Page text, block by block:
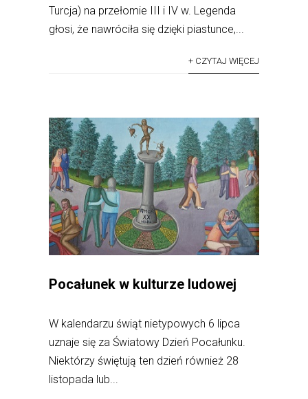
Turcja) na przełomie III i IV w. Legenda
głosi, że nawróciła się dzięki piastunce,...
+ CZYTAJ WIĘCEJ
Pocałunek w kulturze ludowej
W kalendarzu świąt nietypowych 6 lipca
uznaje się za Światowy Dzień Pocałunku.
Niektórzy świętują ten dzień również 28
listopada lub...